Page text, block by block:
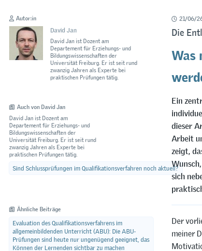
Autor:in
David Jan
David Jan ist Dozent am
Departement für Erziehungs- und
Bildungswissenschaften der
Universität Freiburg. Er ist seit rund
zwanzig Jahren als Experte bei
praktischen Prüfungen tätig.
Auch von David Jan
David Jan ist Dozent am
Departement für Erziehungs- und
Bildungswissenschaften der
Universität Freiburg. Er ist seit rund
zwanzig Jahren als Experte bei
praktischen Prüfungen tätig.
Sind Schlussprüfungen im Qualifikationsverfahren noch aktuell?
Ähnliche Beiträge
Evaluation des Qualifikationsverfahrens im
allgemeinbildenden Unterricht (ABU): Die ABU-
Prüfungen sind heute nur ungenügend geeignet, das
Können der Lernenden sichtbar zu machen
21/06/
Die
Was
Ein
dieser
Arbeit
zeigt,
sich
Der
meiner